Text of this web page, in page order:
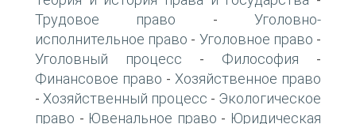
Трудовое право -Уголовно-
исполнительное право - Уголовное право -
Уголовный процесс - Философия -
Финансовое право - Хозяйственное право
- Хозяйственный процесс - Экологическое
право - Ювенальное право - Юридическая